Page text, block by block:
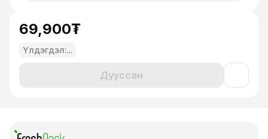
69,900₮
Үлдэгдэл:...
Дууссан